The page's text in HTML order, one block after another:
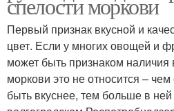
Первый признак вкусной и
цвет. Если у многих овощей и
может быть признаком наличия
моркови это не относится –
быть вкуснее, тем больше в